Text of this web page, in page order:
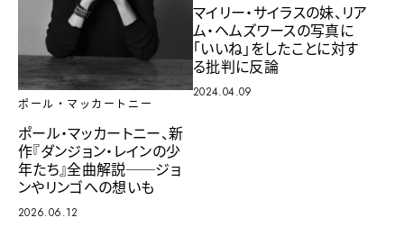
ポール・マッカートニー
ポール・マッカートニー、新
作『ダンジョン・レインの少
年たち』全曲解説──ジョ
ンやリンゴへの想いも
2026.06.12
マイリー・サイラスの妹、リア
ム・ヘムズワースの写真に
「いいね」をしたことに対す
る批判に反論
2024.04.09